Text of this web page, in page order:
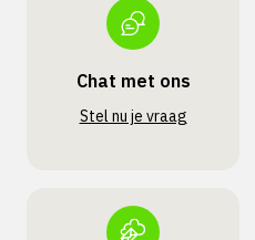
Chat met ons
Stel nu je vraag